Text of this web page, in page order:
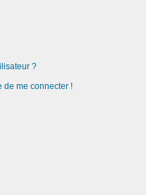
?
de me connecter !